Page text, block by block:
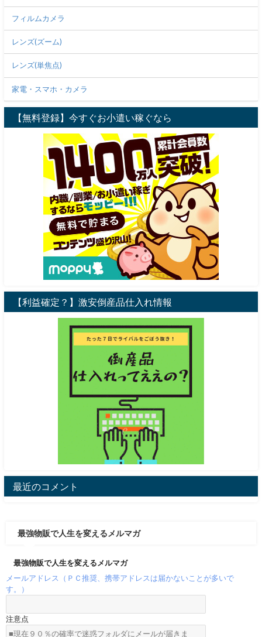
フィルムカメラ
レンズ(ズーム)
レンズ(単焦点)
家電・スマホ・カメラ
【無料登録】今すぐお小遣い稼ぐなら
【利益確定？】激安倒産品仕入れ情報
最近のコメント
最強物販で人生を変えるメルマガ
最強物販で人生を変えるメルマガ
メールアドレス（ＰＣ推奨、携帯アドレスは届かないことが多いで
す。）
注意点